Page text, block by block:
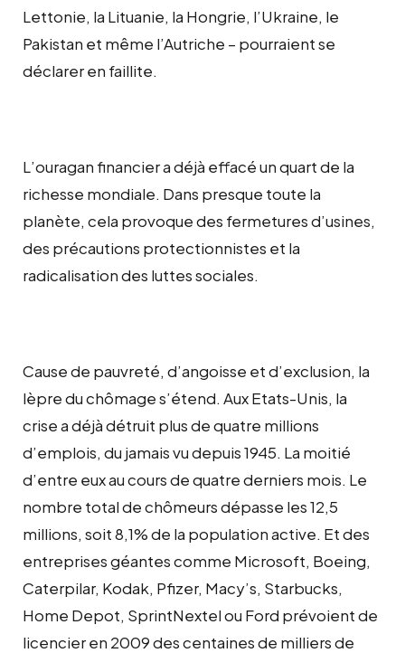
Lettonie, la Lituanie, la Hongrie, l’Ukraine, le
Pakistan et même l’Autriche – pourraient se
déclarer en faillite.
L’ouragan financier a déjà effacé un quart de la
richesse mondiale. Dans presque toute la
planète, cela provoque des fermetures d’usines,
des précautions protectionnistes et la
radicalisation des luttes sociales.
Cause de pauvreté, d’angoisse et d’exclusion, la
lèpre du chômage s’étend. Aux Etats-Unis, la
crise a déjà détruit plus de quatre millions
d’emplois, du jamais vu depuis 1945. La moitié
d’entre eux au cours de quatre derniers mois. Le
nombre total de chômeurs dépasse les 12,5
millions, soit 8,1% de la population active. Et des
entreprises géantes comme Microsoft, Boeing,
Caterpilar, Kodak, Pfizer, Macy’s, Starbucks,
Home Depot, SprintNextel ou Ford prévoient de
licencier en 2009 des centaines de milliers de